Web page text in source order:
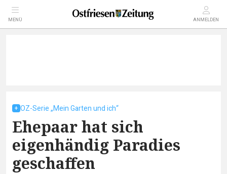
MENÜ ANMELDEN
OZ-Serie „Mein Garten und ich“
Ehepaar hat sich
eigenhändig Paradies
geschaffen